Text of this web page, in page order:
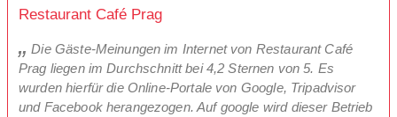
Restaurant Café Prag
Die Gäste-Meinungen im Internet von Restaurant Café
Prag liegen im Durchschnitt bei 4,2 Sternen von 5. Es
wurden hierfür die Online-Portale von Google, Tripadvisor
und Facebook herangezogen. Auf google wird dieser Betrieb